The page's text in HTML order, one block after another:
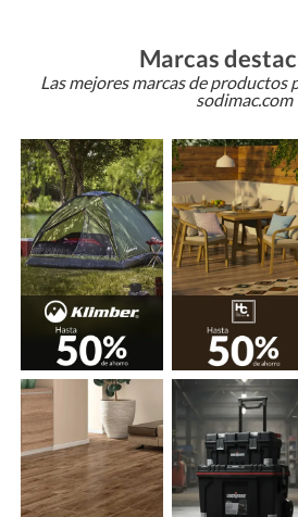
Marcas
Las mejores marcas de productos
sodimac.com